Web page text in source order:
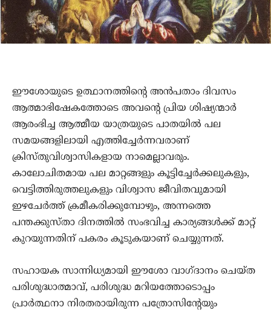
ഈശോയുടെ ഉത്ഥാനത്തിന്റെ അൻപതാം ദിവസം
ആത്മാഭിഷേകത്തോടെ അവന്റെ പ്രിയ ശിഷ്യന്മാർ
ആരംഭിച്ച ആത്മീയ യാത്രയുടെ പാതയിൽ പല
സമയങ്ങളിലായി എത്തിച്ചേർന്നവരാണ്‌
ക്രിസ്തുവിശ്വാസികളായ നാമെല്ലാവരും.
കാലോചിതമായ പല മാറ്റങ്ങളും കൂട്ടിച്ചേർക്കലുകളും,
വെട്ടിത്തിരുത്തലുകളും വിശ്വാസ ജീവിതവുമായി
ഇഴചേർത്ത്‌ ക്രമീകരിക്കുമ്പോഴും, അന്നത്തെ
പന്തക്കുസ്താ ദിനത്തിൽ സംഭവിച്ച കാര്യങ്ങൾക്ക്‌ മാറ്റ്‌
കുറയുന്നതിന്‌ പകരം കൂടുകയാണ്‌ ചെയ്യുന്നത്‌.
സഹായക സാന്നിധ്യമായി ഈശോ വാഗ്ദാനം ചെയ്ത
പരിശുദ്ധാത്മാവ്‌, പരിശുദ്ധ മറിയത്തോടൊപ്പം
പ്രാർത്ഥനാ നിരതരായിരുന്ന പത്രോസിന്റേയും